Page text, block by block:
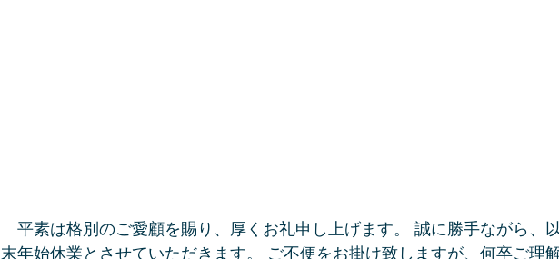
平素は格別のご愛顧を賜り、厚くお礼申し上げます。 誠に勝手ながら、
末年始休業とさせていただきます。 ご不便をお掛け致しますが、何卒ご理